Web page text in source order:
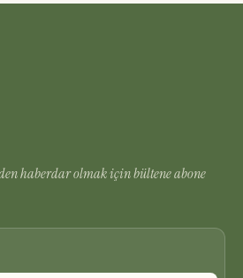
haberdar olmak için bültene abone